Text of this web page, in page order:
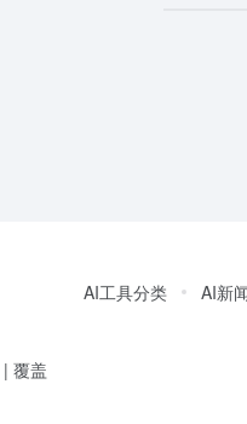
覆盖
AI工具分类 AI新